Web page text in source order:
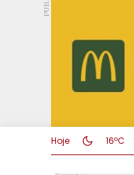
PUB.
Hoje 16ºC